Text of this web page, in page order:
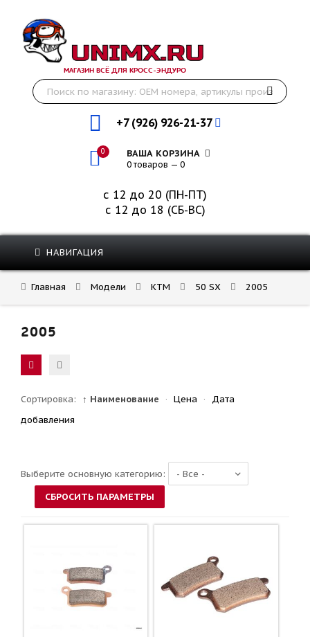
МАГАЗИН ВСЁ ДЛЯ КРОСС-ЭНДУРО
+7 (926) 926-21-37
0 ВАША КОРЗИНА
0 товаров — 0
с 12 до 20 (ПН-ПТ)
с 12 до 18 (СБ-ВС)
НАВИГАЦИЯ
Главная Модели KTM 50 SX 2005
2005
Сортировка: ↑ Наименование · Цена ·
Дата
добавления
Выберите основную категорию: